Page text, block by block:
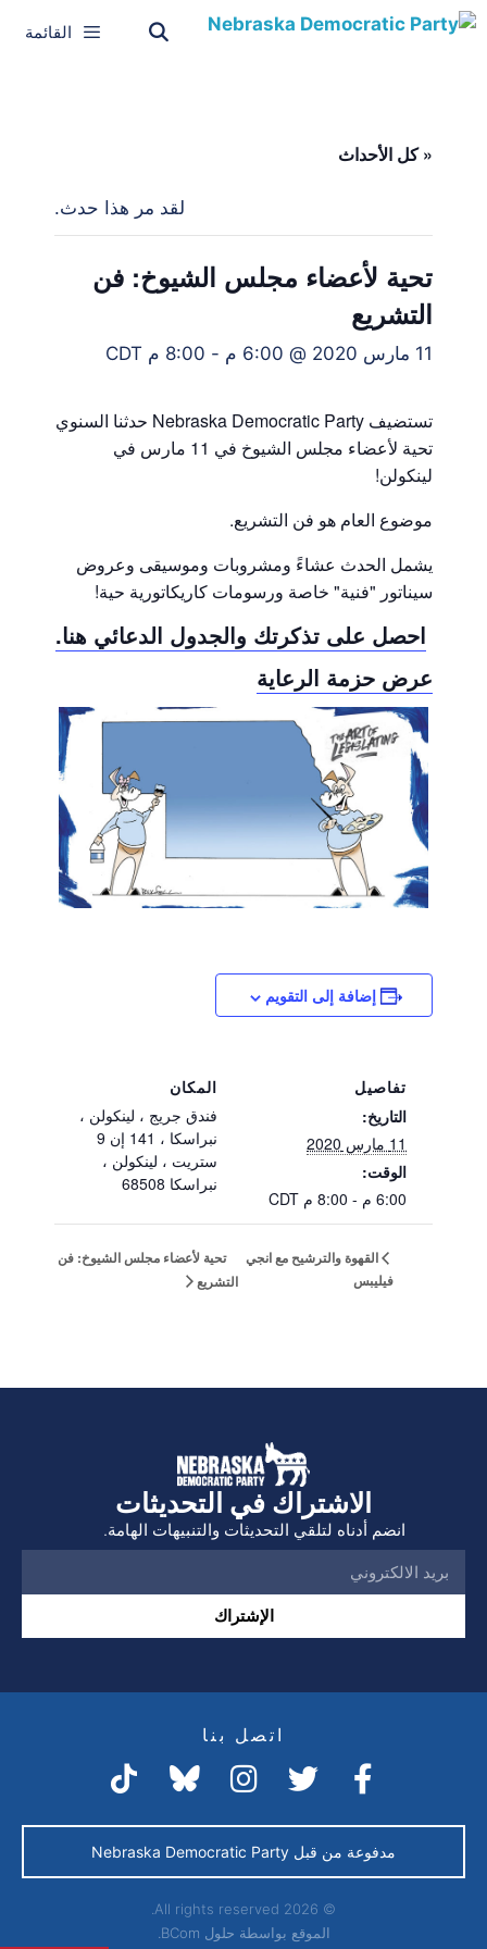
القائمة
« كل الأحداث
لقد مر هذا حدث.
تحية لأعضاء مجلس الشيوخ: فن
التشريع
11 مارس 2020 @ 6:00 م - 8:00 م CDT
تستضيف Nebraska Democratic Party حدثنا السنوي
تحية لأعضاء مجلس الشيوخ في 11 مارس في
لينكولن!
موضوع العام هو فن التشريع.
يشمل الحدث عشاءً ومشروبات وموسيقى وعروض
سيناتور "فنية" خاصة ورسومات كاريكاتورية حية!
احصل على تذكرتك والجدول الدعائي هنا.
عرض حزمة الرعاية
إضافة إلى التقويم
تفاصيل
التاريخ:
11 مارس 2020
الوقت:
6:00 م - 8:00 م
CDT
المكان
فندق جريج ، لينكولن ،
نبراسكا ، 141 إن 9
ستريت ، لينكولن ،
نبراسكا 68508
القهوة والترشيح مع انجي
فيليبس
تحية لأعضاء مجلس الشيوخ: فن
التشريع
الاشتراك في التحديثات
انضم أدناه لتلقي التحديثات والتنبيهات الهامة.
الإشتراك
اتصل بنا
مدفوعة من قبل Nebraska Democratic Party
© 2026 All rights reserved.
الموقع بواسطة حلول BCom.